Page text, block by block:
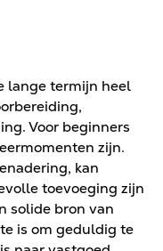
lange termijn heel
Voor beginners
zijn.
kan
toevoeging zijn
solide bron van
is om geduldig te